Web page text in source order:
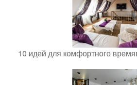
10 идей для комфортного